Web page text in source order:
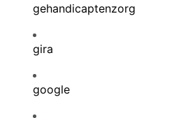
gehandicaptenzorg
gira
google